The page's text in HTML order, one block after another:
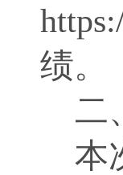
绩。
二
本